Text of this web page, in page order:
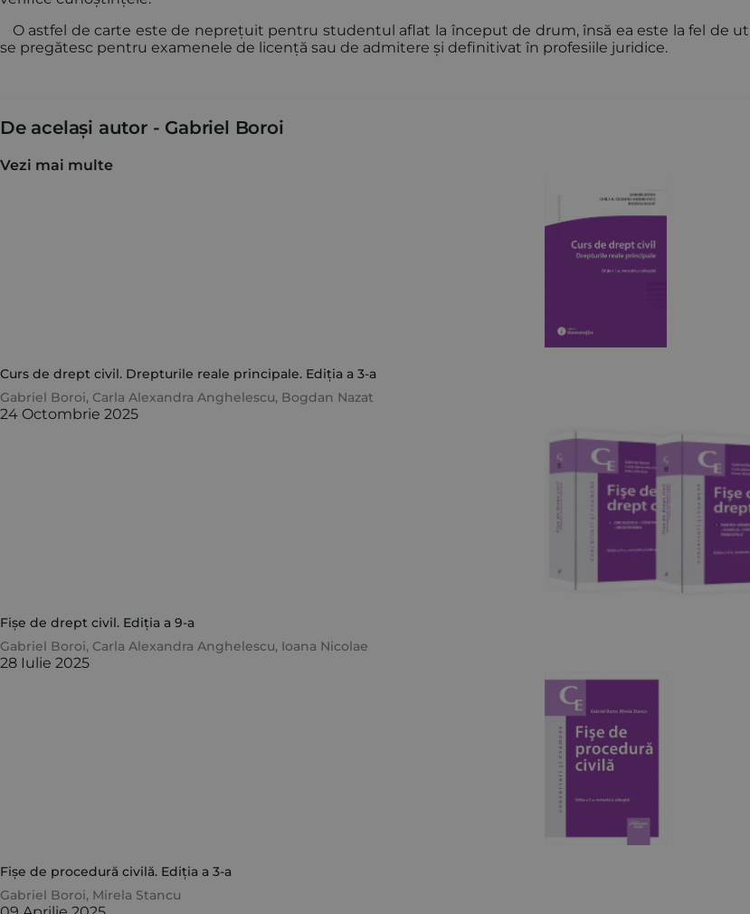
O astfel de carte este de neprețuit pentru studentul aflat la început de drum, însă ea este la fel de
se pregătesc pentru examenele de licență sau de admitere și definitivat în profesiile juridice.
De același autor - Gabriel Boroi
Vezi mai multe
Curs de drept civil. Drepturile reale principale. Ediția a 3-a
Gabriel Boroi, Carla Alexandra Anghelescu, Bogdan Nazat
24 Octombrie 2025
Fișe de drept civil. Ediția a 9-a
Gabriel Boroi, Carla Alexandra Anghelescu, Ioana Nicolae
28 Iulie 2025
Fișe de procedură civilă. Ediția a 3-a
Gabriel Boroi, Mirela Stancu